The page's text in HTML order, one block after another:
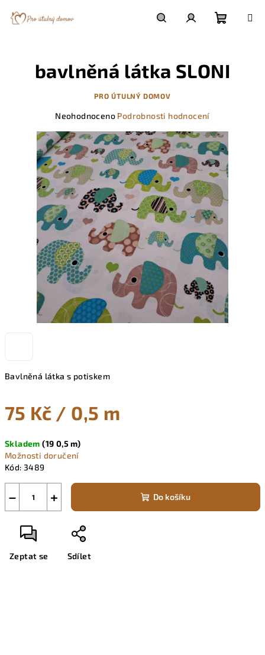
košík
Bavlněná látka s potiskem
75 Kč / 0,5 m
cena:
Skladem(19 0,5 m)
Možnosti doručení
Kód: 3489
+
− Do košíku
Zeptat se Sdílet
bavlněná látka SLONI
PRO ÚTULNÝ DOMOV
Průměrné
produktu
je
0,0
z
hvězdiček.
Neohodnoceno Podrobnosti hodnocení